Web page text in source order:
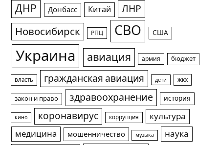
ДНР Донбасс Китай ЛНР
Новосибирск РПЦ СВО США
Украина авиация армия бюджет
власть гражданская авиация дети жкх
закон и право здравоохранение история
кино коронавирус коррупция
культура
медицина
мошенничество музыка
наука